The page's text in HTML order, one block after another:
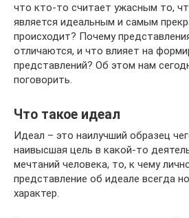
что кто-то считает ужасным то,
является идеальным и самым
происходит? Почему
отличаются, и что влияет на
представлений? Об этом нам
поговорить.
Что такое идеал
Идеал – это наилучший образец
наивысшая цель в какой-то
мечтаний человека, то, к чему
представление об идеале всегда
характер.